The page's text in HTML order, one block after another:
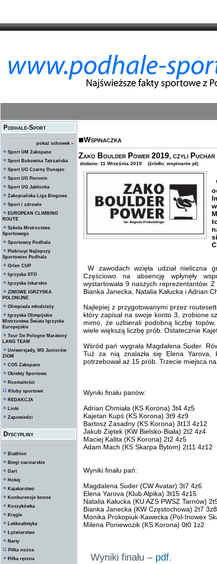
Podhale-Sport
pokaż schowek »
Sport UM Zakopane
Sport Bukowina Tatrzańska
Sport UG Czarny Dunajec
Sport UG Poronin
Sport UG Jabłonka
Zakopiańska Liga Biegowa
Sport i zdrowie
EUROPEAN CLIMBING
ROUTE
Szkoła Mistrzostwa
Sportowego
Sportowcy Podhala
Plebiscyt Najlepszy
Sportowiec Podhala
Orlen CUP
Igrzyska STO
Igrzyska lekarskie
ZIMOWE IGRZYSKA
POLONIJNE
Olimpiada młodzieży
Igrzyska Olimpijskie
Mistrzostwa Świata Igrzyska
Europejskie
Tour De Pologne Maratony
LANG TEAM
Uniwersjady, MS Juniorów
ZIOM
COS Zakopane
Obiekty Sportowe
Rozmaitości
Kluby sportowe
REDAKCJA
Linki
Zapowiedzi
Dyscypliny
Biathlon
Biegi narciarskie
Dart
Hokej
Kajakarstwo
Konkurencje konne
Koszykówka
Kręgle
Lekkoatletyka
Łyżwiarstwo
Narty
Piłka nożna
Piłka ręczna
Wspinaczka
Zako Boulder Power 2019, czyli Puchar
dodano: 11 Września 2019 (źródło: wspinanie.pl)
W zawodach wzięła udział
Częściowo na absencję wpłynęły
wystartowała 9 naszych reprezentantów.
Bianka Janecka, Natalia Kałucka i Adrian
Najlepiej z przygotowanymi przez
który zapisał na swoje konto 3, zrobione
mimo, że uzbierali podobną liczbę
wiele większą liczbę prób. Ostatecznie
Wśród pań wygrała Magdalena Suder.
Tuż za nią znalazła się Elena
potrzebował aż 15 prób. Trzecie miejsca
Wyniki finału panów:
Adrian Chmiała (KS Korona) 3t4 4z5
Kajetan Kupś (KS Korona) 3t9 4z9
Bartosz Zasadny (KS Korona) 3t13 4z12
Jakub Ziętek (KW Bielsko-Biała) 2t2 4z4
Maciej Kalita (KS Korona) 2t2 4z5
Adam Mach (KS Skarpa Bytom) 2t11 4z12
Wyniki finału pań:
Magdalena Suder (CW Avatar) 3t7 4z6
Elena Yarova (Klub Alpika) 3t15 4z15
Natalia Kałucka (KU AZS PWSZ Tarnów)
Bianka Janecka (KW Częstochowa) 2t7 3z8
Monika Prokopiuk-Kawecka (Pol-Inowex
Milena Poniewozik (KS Korona) 0t0 1z2
Wyniki finału – pdf.